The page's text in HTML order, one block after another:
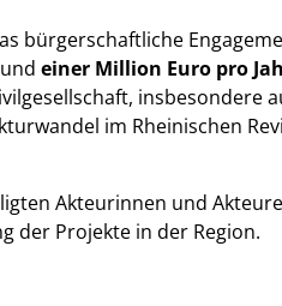
bürgerschaftliche
einer Million Euro pro
insbesondere
im Rheinischen
Akteurinnen und
der Projekte in der Region.